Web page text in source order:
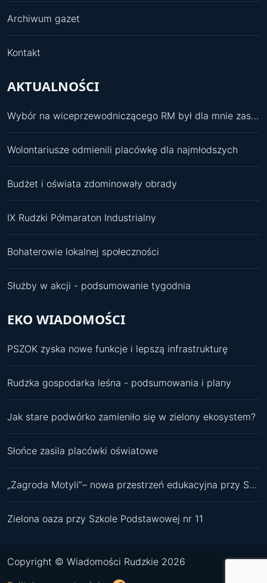
Archiwum gazet
Kontakt
AKTUALNOŚCI
Wybór na wiceprzewodniczącego RM był dla mnie zaskoczeniem
Wolontariusze odmienili placówkę dla najmłodszych
Budżet i oświata zdominowały obrady
IX Rudzki Półmaraton Industrialny
Bohaterowie lokalnej społeczności
Służby w akcji - podsumowanie tygodnia
EKO WIADOMOŚCI
PSZOK zyska nowe funkcje i lepszą infrastrukturę
Rudzka gospodarka leśna - podsumowania i plany
Jak stare podwórko zamieniło się w zielony ekosystem?
Słońce zasila placówki oświatowe
„Zagroda Motyli”– nowa przestrzeń edukacyjna przy SP 11
Zielona oaza przy Szkole Podstawowej nr 11
Copyright © Wiadomości Rudzkie 2026